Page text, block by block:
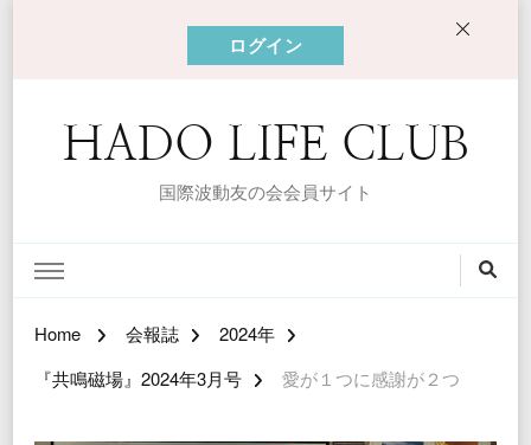
ログイン
HADO LIFE CLUB
国際波動友の会会員サイト
Home 会報誌
2024年
『共鳴磁場』2024年3月号
愛が１つに感謝が２つ